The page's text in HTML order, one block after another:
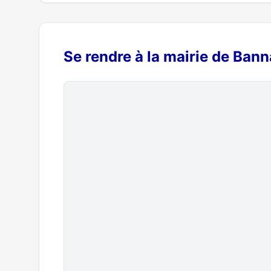
Se rendre à la mairie de